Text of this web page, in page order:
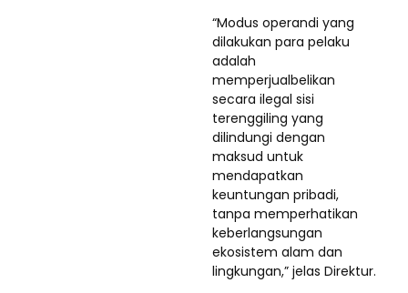
“Modus operandi yang
dilakukan para pelaku
adalah
memperjualbelikan
secara ilegal sisi
terenggiling yang
dilindungi dengan
maksud untuk
mendapatkan
keuntungan pribadi,
tanpa memperhatikan
keberlangsungan
ekosistem alam dan
lingkungan,” jelas Direktur.